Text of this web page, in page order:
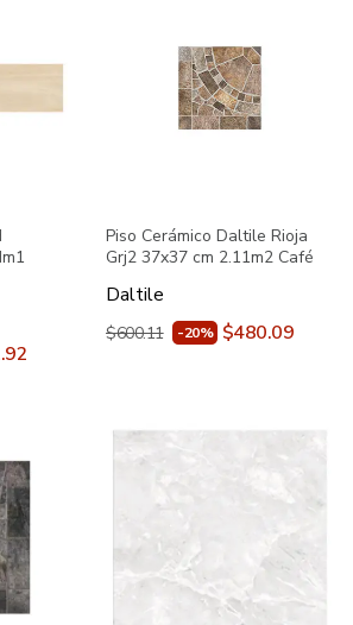
Piso Cerámico Daltile Rioja
Grj2 37x37 cm 2.11m2 Café
Daltile
$600.11 -20% $480.09